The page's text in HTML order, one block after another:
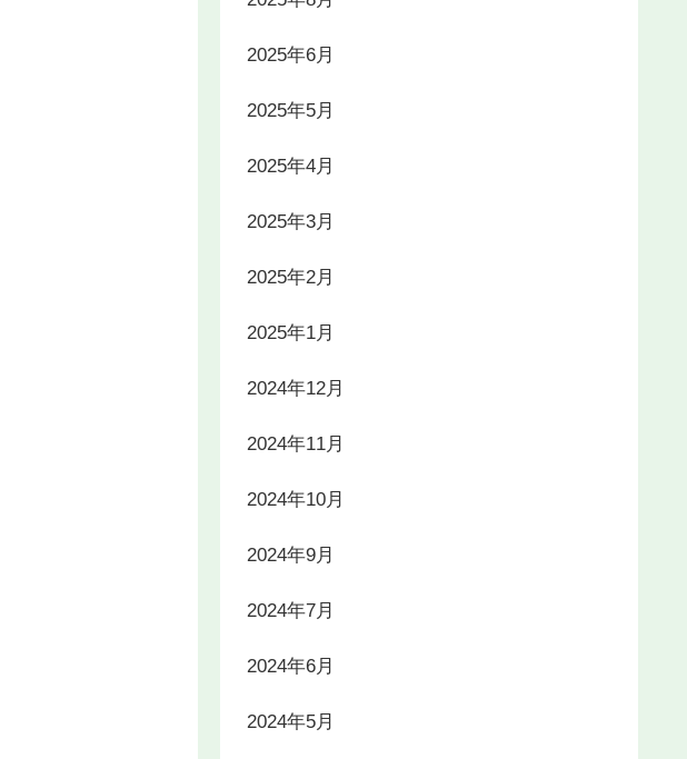
2025年6月
2025年5月
2025年4月
2025年3月
2025年2月
2025年1月
2024年12月
2024年11月
2024年10月
2024年9月
2024年7月
2024年6月
2024年5月